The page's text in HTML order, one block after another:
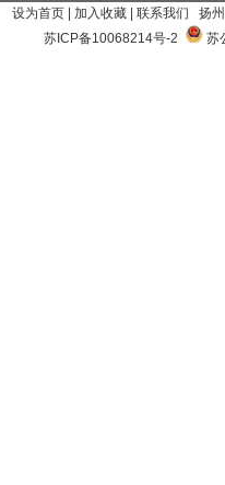
设为首页 加入收藏 联系我们 扬
苏ICP备10068214号-2
苏